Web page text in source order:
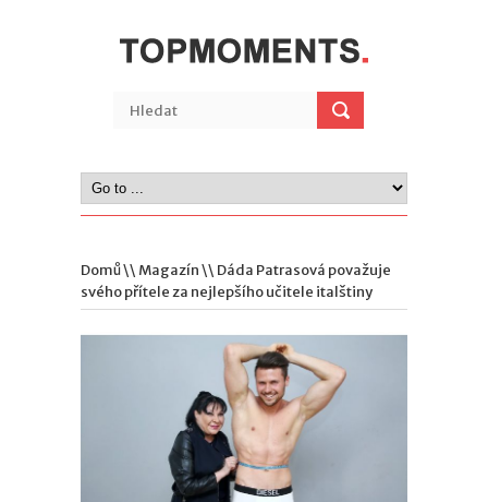
Domů\\ Magazín\\ Dáda Patrasová považuje
svého přítele za nejlepšího učitele italštiny